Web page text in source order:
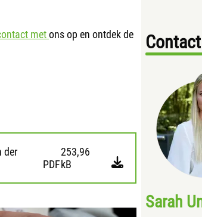
metons op en ontdek de
der
PDF
253,96
kB
Sarah